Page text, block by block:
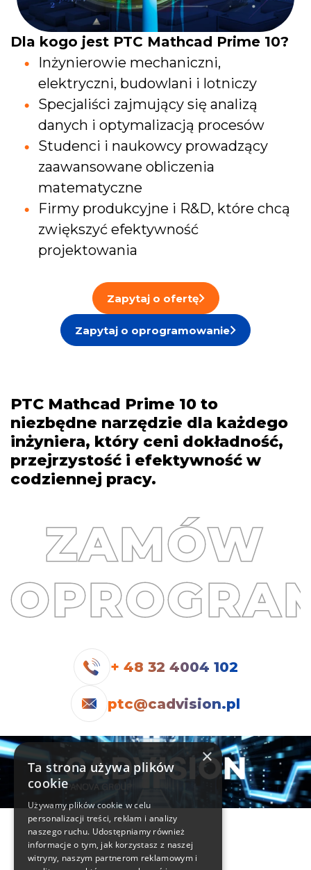
Dla kogo jest PTC Mathcad Prime 10?
Inżynierowie mechaniczni,
elektryczni, budowlani i lotniczy
Specjaliści zajmujący się analizą
danych i optymalizacją procesów
Studenci i naukowcy prowadzący
zaawansowane obliczenia
matematyczne
Firmy produkcyjne i R&D, które chcą
zwiększyć efektywność
projektowania
Zapytaj o ofertę
Zapytaj o oprogramowanie
PTC Mathcad Prime 10 to
niezbędne narzędzie dla każdego
inżyniera, który ceni dokładność,
przejrzystość i efektywność w
codziennej pracy.
ZAMÓW
+ 48 32 4004 102
ptc@cadvision.pl
Informacje
Kontakt
×
Ta strona używa plików
cookie
Używamy plików cookie w celu
personalizacji treści, reklam i analizy
naszego ruchu. Udostępniamy również
informacje o tym, jak korzystasz z naszej
witryny, naszym partnerom reklamowym i